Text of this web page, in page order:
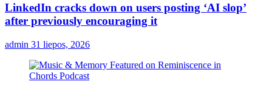
LinkedIn cracks down on users posting ‘AI slop’
after previously encouraging it
admin 31 liepos, 2026